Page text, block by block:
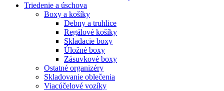
Triedenie a úschova
Boxy a košíky
Debny a truhlice
Regálové košíky
Skladacie boxy
Úložné boxy
Zásuvkové boxy
Ostatné organizéry
Skladovanie oblečenia
Viacúčelové vozíky